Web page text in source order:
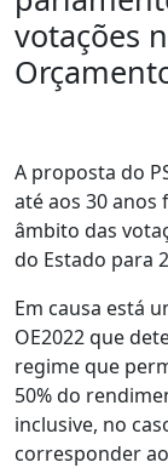
votações
A proposta do
até aos 30
âmbito das
do Estado para
Em causa está
OE2022 que
regime que
50% do
inclusive, no
corresponder